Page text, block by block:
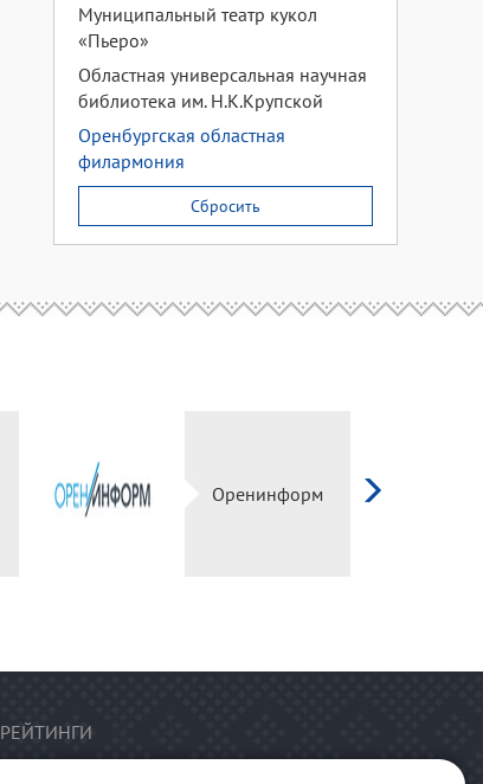
Муниципальный театр кукол
«Пьеро»
Областная универсальная научная
библиотека им. Н.К.Крупской
Оренбургская областная
филармония
Сбросить
Оренинформ
РЕЙТИНГИ